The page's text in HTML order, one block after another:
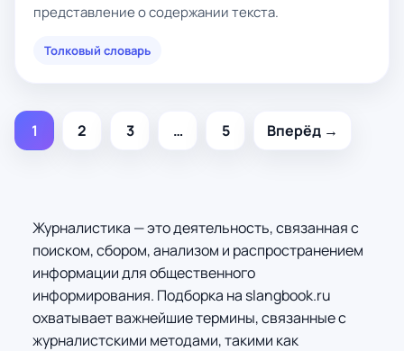
представление о содержании текста.
Толковый словарь
1 2 3 … 5 Вперёд →
Журналистика — это деятельность, связанная с
поиском, сбором, анализом и распространением
информации для общественного
информирования. Подборка на slangbook.ru
охватывает важнейшие термины, связанные с
журналистскими методами, такими как